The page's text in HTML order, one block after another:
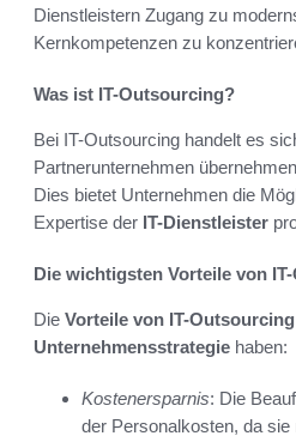
Dienstleistern Zugang zu
Kernkompetenzen zu
Was ist IT-Outsourcing?
Bei IT-Outsourcing handelt es
Partnerunternehmen
Dies bietet Unternehmen die
Expertise der IT-Dienstleister
Die wichtigsten Vorteile von
Die Vorteile von IT-Outsourcing
Unternehmensstrategie haben:
Kostenersparnis: Die
der Personalkosten, da